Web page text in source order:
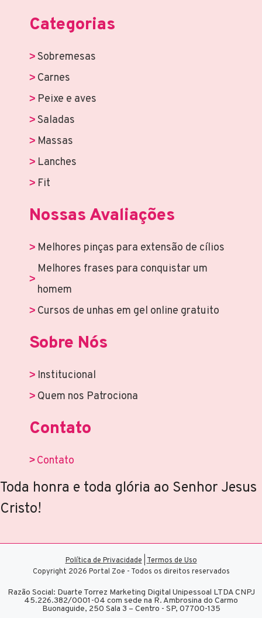
Categorias
Sobremesas
Carnes
Peixe e aves
Saladas
Massas
Lanches
Fit
Nossas Avaliações
Melhores pinças para extensão de cílios
Melhores frases para conquistar um
homem
Cursos de unhas em gel online gratuito
Sobre Nós
Institucional
Quem nos Patrociona
Contato
Contato
Toda honra e toda glória ao Senhor Jesus
Cristo!
Política de Privacidade
Termos de Uso
Copyright 2026 Portal Zoe - Todos os direitos reservados
Razão Social: Duarte Torrez Marketing Digital Unipessoal LTDA CNPJ
45.226.382/0001-04 com sede na R. Ambrosina do Carmo
Buonaguide, 250 Sala 3 – Centro - SP, 07700-135